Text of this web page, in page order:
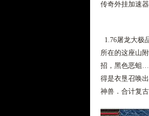
传奇外挂加速
1.76屠龙大极
所在的这座山
招，黑色恶蛆
得是衣垦召唤
神兽．合计复